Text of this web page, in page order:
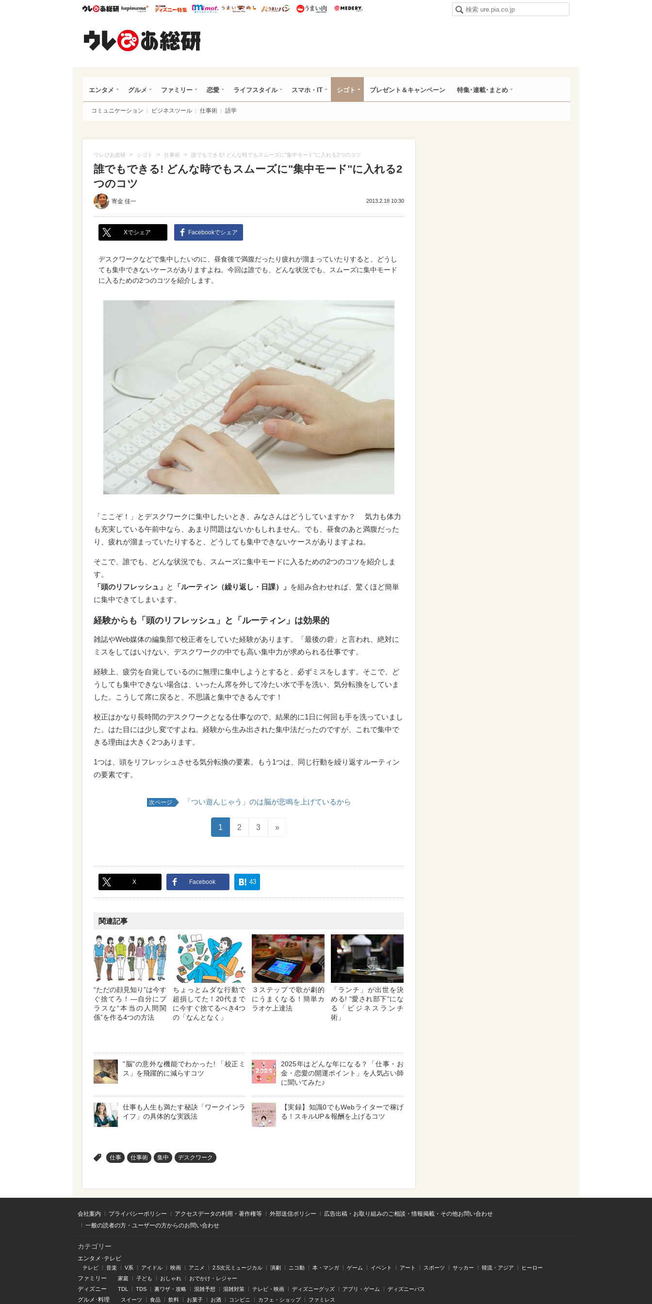
ウレぴあ総研ハピママ* ウレぴあ総研 ディズニー特集
mimot. うまいめし うまいパン うまい肉
エンタメ グルメ ファミリー 恋愛 ライフスタイル スマホ・IT シゴト プレゼント＆キャンペーン 特集･連載･まとめ
コミュニケーション ビジネスツール 仕事術 語学
ウレぴあ総研 > シゴト > 仕事術 > 誰でもできる! どんな時でもスムーズに"集中モード"に入れる2つのコツ
誰でもできる! どんな時でもスムーズに"集中モード"に入れる2
つのコツ
寄金 佳一 2013.2.18 10:30
Xでシェア Facebookでシェア
デスクワークなどで集中したいのに、昼食後で満腹だったり疲れが溜まっていたりすると、どうし
ても集中できないケースがありますよね。今回は誰でも、どんな状況でも、スムーズに集中モード
に入るための2つのコツを紹介します。
「ここぞ！」とデスクワークに集中したいとき、みなさんはどうしていますか？ 気力も体力
も充実している午前中なら、あまり問題はないかもしれません。でも、昼食のあと満腹だった
り、疲れが溜まっていたりすると、どうしても集中できないケースがありますよね。
そこで、誰でも、どんな状況でも、スムーズに集中モードに入るための2つのコツを紹介しま
す。
「頭のリフレッシュ」 と 「ルーティン（繰り返し・日課）」 を組み合わせれば、驚くほど簡単
に集中できてしまいます。
経験からも「頭のリフレッシュ」と「ルーティン」は効果的
雑誌やWeb媒体の編集部で校正者をしていた経験があります。「最後の砦」と言われ、絶対に
ミスをしてはいけない、デスクワークの中でも高い集中力が求められる仕事です。
経験上、疲労を自覚しているのに無理に集中しようとすると、必ずミスをします。そこで、ど
うしても集中できない場合は、いったん席を外して冷たい水で手を洗い、気分転換をしていま
した。こうして席に戻ると、不思議と集中できるんです！
校正はかなり長時間のデスクワークとなる仕事なので、結果的に1日に何回も手を洗っていまし
た。はた目には少し変ですよね。経験から生み出された集中法だったのですが、これで集中で
きる理由は大きく2つあります。
1つは、頭をリフレッシュさせる気分転換の要素。もう1つは、同じ行動を繰り返すルーティン
の要素です。
次ページ 「つい遊んじゃう」のは脳が悲鳴を上げているから
1 2 3 »
X Facebook 43
関連記事
“ただの顔見知り”は今す
ぐ捨てろ！―自分にプ
ラスな“本当の人間関
係”を作る4つの方法
ちょっとムダな行動で
超損してた！20代まで
に今すぐ捨てるべき4つ
の「なんとなく」
３ステップで歌が劇的
にうまくなる！簡単カ
ラオケ上達法
「ランチ」が出世を決
める! "愛され部下"にな
る「ビジネスランチ
術」
"脳"の意外な機能でわかった! 「校正ミ
ス」を飛躍的に減らすコツ
2025年はどんな年になる？「仕事・お
金・恋愛の開運ポイント」を人気占い師
に聞いてみた♪
仕事も人生も満たす秘訣「ワークインラ
イフ」の具体的な実践法
【実録】知識0でもWebライターで稼げ
る！スキルUP＆報酬を上げるコツ
仕事 仕事術 集中 デスクワーク
会社案内 プライバシーポリシー アクセスデータの利用・著作権等 外部送信ポリシー
広告出稿・お取り組みのご相談・情報掲載・その他お問い合わせ
一般の読者の方・ユーザーの方からのお問い合わせ
カテゴリー
エンタメ･テレビ
テレビ 音楽 V系 アイドル 映画 アニメ 2.5次元ミュージカル 演劇 ニコ動 本・マンガ ゲーム イベント アート スポーツ サッカー 韓流・アジア ヒーロー
ファミリー 家庭 子ども おしゃれ おでかけ・レジャー
ディズニー TDL TDS 裏ワザ・攻略 混雑予想 混雑対策 テレビ・映画 ディズニーグッズ アプリ・ゲーム ディズニーパス
グルメ･料理 スイーツ 食品 飲料 お菓子 お酒 コンビニ カフェ・ショップ ファミレス